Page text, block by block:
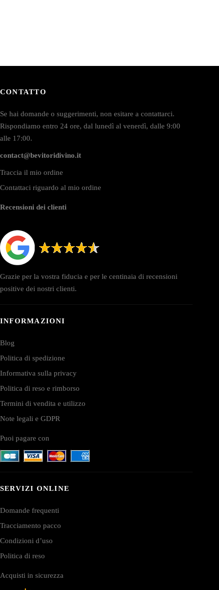
CONTATTO
Se hai domande o suggerimenti, non esitare a contattarci.
Rispondiamo entro 24 ore, dal lunedì al venerdì, dalle 9:00
alle 17:00.
contact@bevitoridivino.it
Traccia il mio ordine
Contattaci riguardo al mio ordine
Recensioni dei clienti
Grazie per la vostra fiducia e per le centinaia di recensioni
positive dei nostri clienti.
INFORMAZIONI
Blog
Politica di spedizione
Informativa sulla privacy
Politica di reso e rimborso
Termini di vendita e utilizzo
Note legali e GDPR
Puoi pagare con
SERVIZI ONLINE
Domande frequenti
Tracciamento pacco
Condizioni d’uso
Politica di reso
Acquisti in sicurezza